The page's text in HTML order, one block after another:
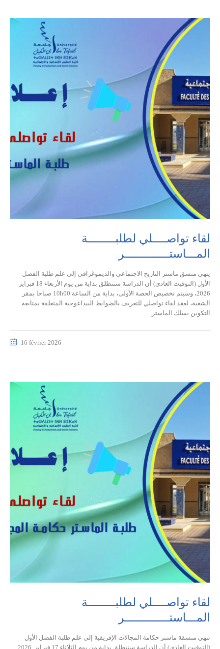
لقاء تواصــــلي لطلبــــــــة
المـــاستـــــــــــــر
ينهي منسق ماستر التاريخ الاجتماعي والديموغرافي إلى علم طلبة الفصل
الأول (التوقيت العادي) أن الدراسة ستنطلق بداية من يوم الأربعاء 18 فبراير
2026، وسيتم تخصيص الحصة الأولى، بداية من الساعة 10h00 صباحا بمقر
الشعبة، لعقد لقاء تواصلي للتعريف بالضوابط البيداغوجية المتعلقة بمتابعة
التكوين بسلك الماستر.
16 février 2026
لقاء تواصــــلي لطلبــــــــة
المـــاستـــــــــــــر
تنهي منسقة ماستر حكامة المجالات الإفريقية إلى علم طلبة الفصل الأول
(التوقيت العادي) أن الدراسة ستنطلق بداية من يوم الثلاثاء 17 فبراير 2026